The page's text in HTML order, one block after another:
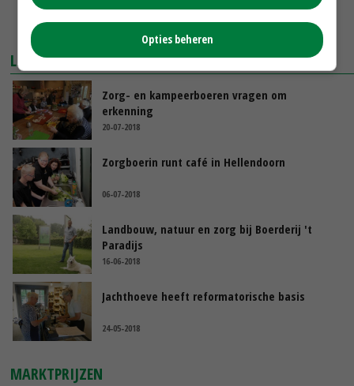
LEES OOK
Zorg- en kampeerboeren vragen om
erkenning
20-07-2018
Zorgboerin runt café in Hellendoorn
06-07-2018
Landbouw, natuur en zorg bij Boerderij 't
Paradijs
16-06-2018
Jachthoeve heeft reformatorische basis
24-05-2018
MARKTPRIJZEN
Opties beheren